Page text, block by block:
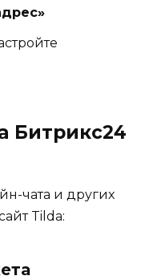
Битрикс24
чата и других
Tilda: